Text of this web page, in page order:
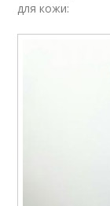
для кожи: